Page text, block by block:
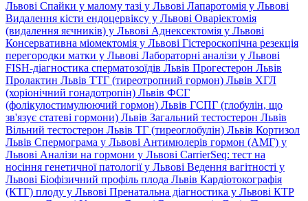
Львові Спайки у малому тазі у Львові Лапаротомія у Львові
Видалення кісти ендоцервіксу у Львові Оваріектомія
(видалення яєчників) у Львові Аднексектомія у Львові
Консервативна міомектомія у Львові Гістероскопічна резекція
перегородки матки у Львові Лабораторні аналізи у Львові
FISH-діагностика сперматозоїдів Львів Прогестерон Львів
Пролактин Львів ТТГ (тиреотропний гормон) Львів ХГЛ
(хоріонічний гонадотропін) Львів ФСГ
(фолікулостимулюючий гормон) Львів ГСПГ (глобулін, що
зв'язує статеві гормони) Львів Загальний тестостерон Львів
Вільний тестостерон Львів ТГ (тиреоглобулін) Львів Кортизол
Львів Спермограма у Львові Антимюлерів гормон (АМГ) у
Львові Аналізи на гормони у Львові CarrierSeq: тест на
носіння генетичної патології у Львові Ведення вагітності у
Львові Біофізичний профіль плода Львів Кардіотокографія
(КТГ) плоду у Львові Пренатальна діагностика у Львові КТР